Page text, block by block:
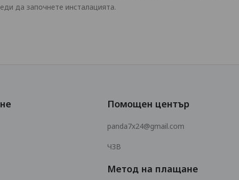
да започнете инсталацията.
Помощен център
panda7x24@gmail.com
ЧЗВ
Метод на плащане